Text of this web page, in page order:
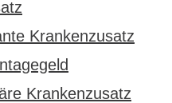
Krankenzusatz
Krankenzusatz